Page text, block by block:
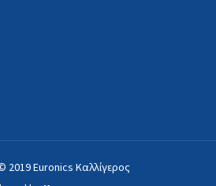
2019 Euronics Καλλίγερος